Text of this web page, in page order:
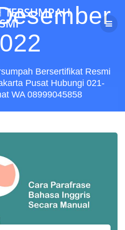
to
content
TERSUMPAH
Bersertifikat Resmi
Pusat Hubungi 021-
WA 08999045858